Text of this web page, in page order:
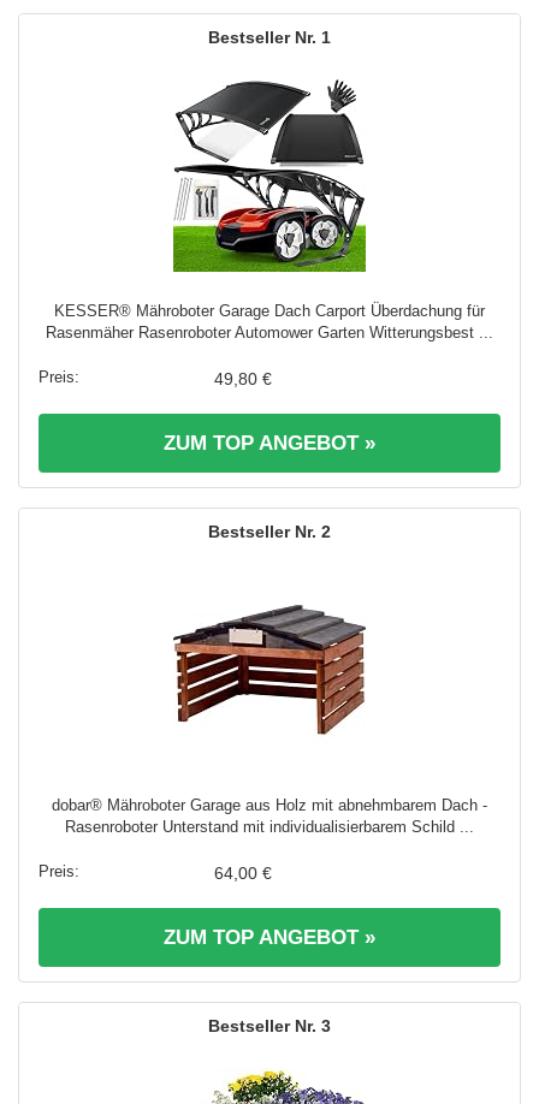
1
KESSER® Mähroboter Garage Dach Carport Überdachung für
Rasenmäher Rasenroboter Automower Garten Witterungsbest ...
49,80 €
ZUM TOP ANGEBOT »
2
dobar® Mähroboter Garage aus Holz mit abnehmbarem Dach -
Rasenroboter Unterstand mit individualisierbarem Schild ...
64,00 €
ZUM TOP ANGEBOT »
3